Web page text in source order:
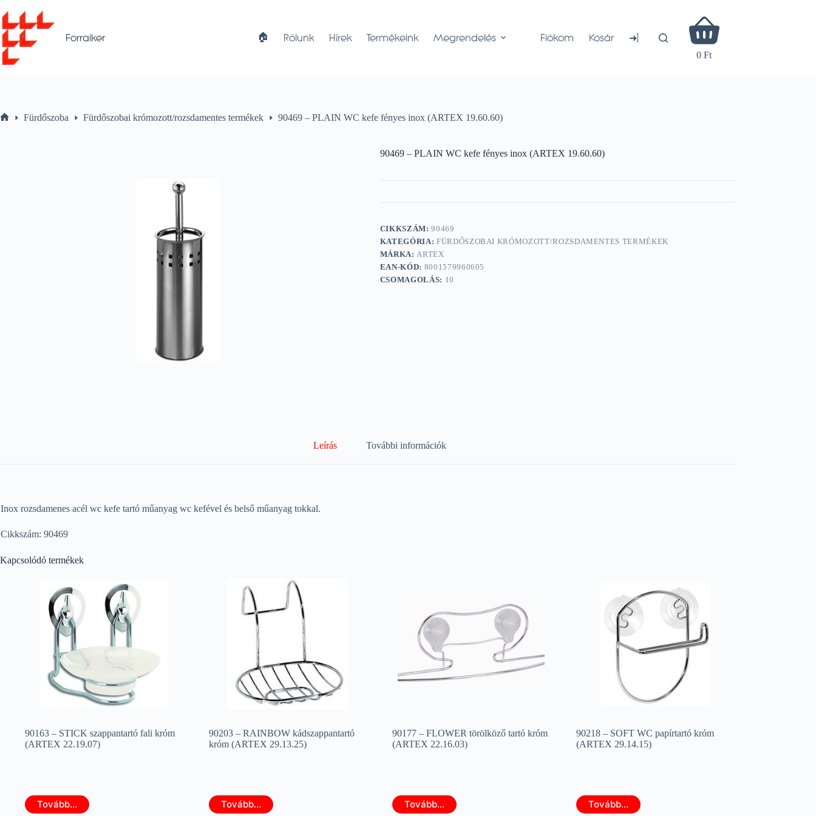
to
content
Forraiker 🏠︎ Rólunk Hírek Termékeink Megrendelés Fiókom Kosár ➜]
Shopping
cart
0 Ft
Fürdőszoba Fürdőszobai krómozott/rozsdamentes termékek 90469 – PLAIN WC kefe fényes inox (ARTEX 19.60.60)
90469 – PLAIN WC kefe fényes inox (ARTEX 19.60.60)
CIKKSZÁM:90469
KATEGÓRIA: FÜRDŐSZOBAI KRÓMOZOTT/ROZSDAMENTES TERMÉKEK
MÁRKA:ARTEX
EAN-KÓD: 8001579960605
CSOMAGOLÁS: 10
Leírás További információk
Inox rozsdamenes acél wc kefe tartó műanyag wc kefével és belső műanyag tokkal.
Cikkszám: 90469
Kapcsolódó termékek
90163 – STICK szappantartó fali króm
(ARTEX 22.19.07)
Tovább...
90203 – RAINBOW kádszappantartó
króm (ARTEX 29.13.25)
Tovább...
90177 – FLOWER törölköző tartó króm
(ARTEX 22.16.03)
Tovább...
90218 – SOFT WC papírtartó króm
(ARTEX 29.14.15)
Tovább...